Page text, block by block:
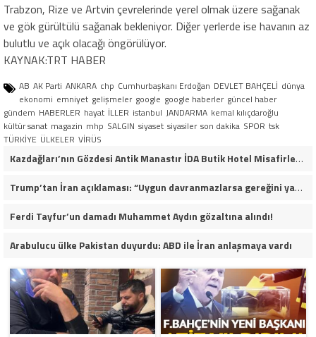
Trabzon, Rize ve Artvin çevrelerinde yerel olmak üzere sağanak
ve gök gürültülü sağanak bekleniyor. Diğer yerlerde ise havanın az
bulutlu ve açık olacağı öngörülüyor.
KAYNAK:TRT HABER
AB AK Parti ANKARA chp Cumhurbaşkanı Erdoğan DEVLET BAHÇELİ dünya
ekonomi emniyet gelişmeler google google haberler güncel haber
gündem HABERLER hayat İLLER istanbul JANDARMA kemal kılıçdaroğlu
kültür sanat magazin mhp SALGIN siyaset siyasiler son dakika SPOR tsk
TÜRKİYE ÜLKELER VİRÜS
Kazdağları’nın Gözdesi Antik Manastır İDA Butik Hotel Misafirlerinden Tam Not Alıyor
Trump’tan İran açıklaması: “Uygun davranmazlarsa gereğini yaparım”
Ferdi Tayfur’un damadı Muhammet Aydın gözaltına alındı!
Arabulucu ülke Pakistan duyurdu: ABD ile İran anlaşmaya vardı